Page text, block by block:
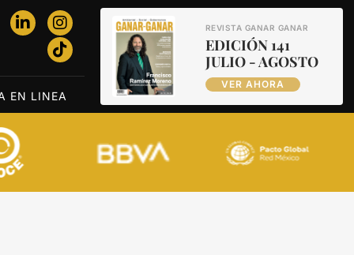
EN LINEA
REVISTA GANAR GANAR
EDICIÓN 141
JULIO - AGOSTO
VER AHORA